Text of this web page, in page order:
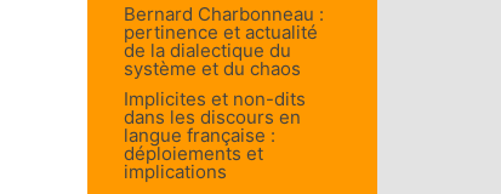
Bernard Charbonneau :
pertinence et actualité
de la dialectique du
système et du chaos
Implicites et non-dits
dans les discours en
langue française :
déploiements et
implications